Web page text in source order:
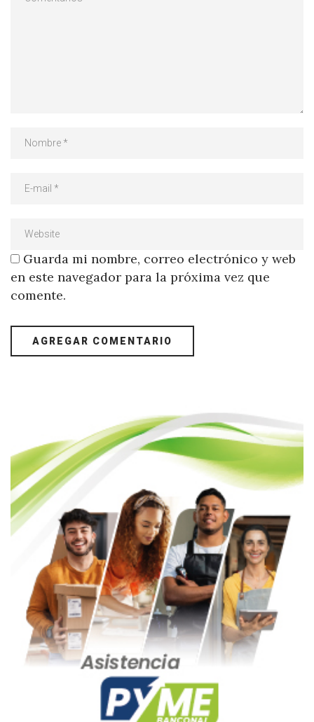
Guarda mi nombre, correo electrónico y web
en este navegador para la próxima vez que
comente.